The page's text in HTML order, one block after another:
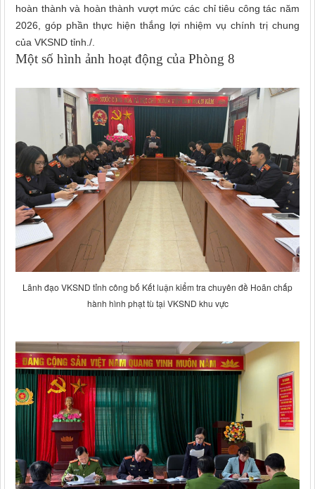
hoàn thành và hoàn thành vượt mức các chỉ tiêu công tác năm
2026, góp phần thực hiện thắng lợi nhiệm vụ chính trị chung
của VKSND tỉnh./.
Một số hình ảnh hoạt động của Phòng 8
Lãnh đạo VKSND tỉnh công bố Kết luận kiểm tra chuyên đề Hoãn chấp
hành hình phạt tù tại VKSND khu vực